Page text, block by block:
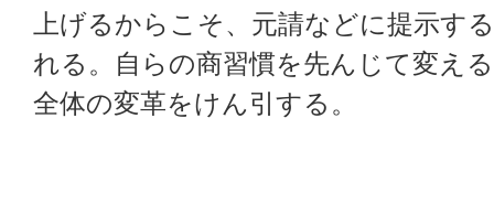
上げるからこそ、元請などに提示す
れる。自らの商習慣を先んじて変え
全体の変革をけん引する。